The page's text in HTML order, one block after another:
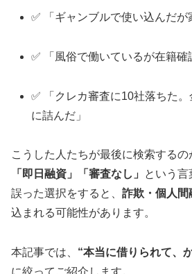
✅ 「ギャンブルで使い込んだが
✅ 「風俗で働いているが在籍確
✅ 「クレカ審査に10社落ちた
に詰んだ」
こうした人たちが最後に検索するの
「即日融資」「審査なし」
という
誤った選択をすると、 詐欺・個人間
込まれる可能性があります。
本記事では、 “本当に借りられて、
に絞ってご紹介します。